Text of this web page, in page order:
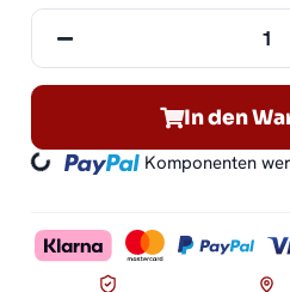
In den
Loading... Komponenten